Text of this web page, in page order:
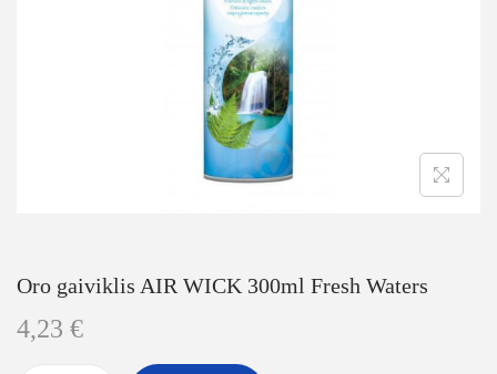
Oro gaiviklis AIR WICK 300ml Fresh Waters
4,23 €